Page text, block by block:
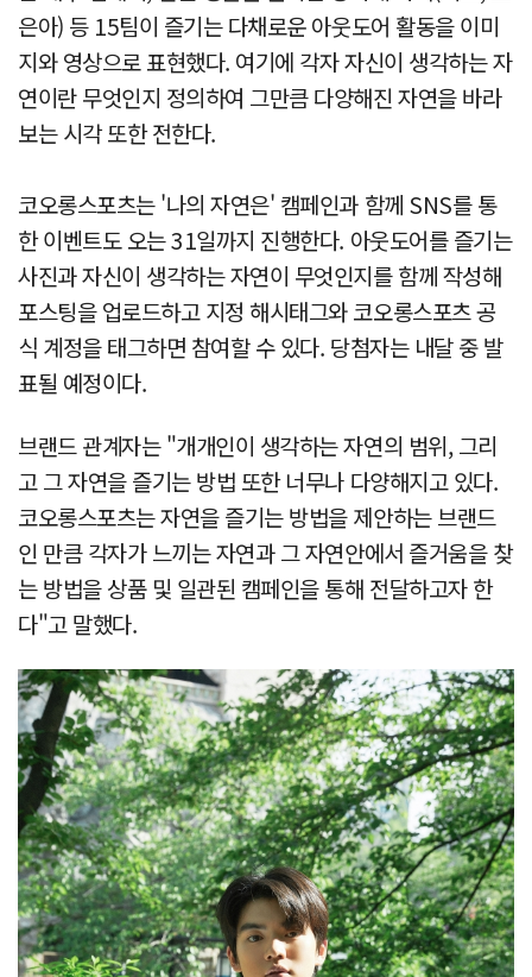
은아) 등 15팀이 즐기는 다채로운 아웃도어 활동을 이미
지와 영상으로 표현했다. 여기에 각자 자신이 생각하는 자
연이란 무엇인지 정의하여 그만큼 다양해진 자연을 바라
보는 시각 또한 전한다.
코오롱스포츠는 '나의 자연은' 캠페인과 함께 SNS를 통
한 이벤트도 오는 31일까지 진행한다. 아웃도어를 즐기는
사진과 자신이 생각하는 자연이 무엇인지를 함께 작성해
포스팅을 업로드하고 지정 해시태그와 코오롱스포츠 공
식 계정을 태그하면 참여할 수 있다. 당첨자는 내달 중 발
표될 예정이다.
브랜드 관계자는 "개개인이 생각하는 자연의 범위, 그리
고 그 자연을 즐기는 방법 또한 너무나 다양해지고 있다.
코오롱스포츠는 자연을 즐기는 방법을 제안하는 브랜드
인 만큼 각자가 느끼는 자연과 그 자연안에서 즐거움을 찾
는 방법을 상품 및 일관된 캠페인을 통해 전달하고자 한
다"고 말했다.